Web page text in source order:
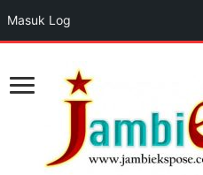
Masuk Log